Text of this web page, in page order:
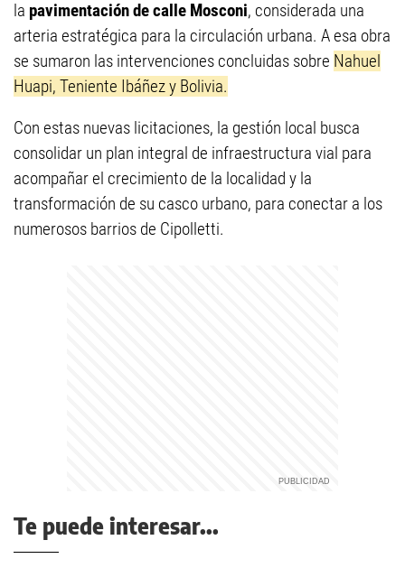
la pavimentación de calle Mosconi, considerada una
arteria estratégica para la circulación urbana. A esa obra
se sumaron las intervenciones concluidas sobre Nahuel
Huapi, Teniente Ibáñez y Bolivia.
Con estas nuevas licitaciones, la gestión local busca
consolidar un plan integral de infraestructura vial para
acompañar el crecimiento de la localidad y la
transformación de su casco urbano, para conectar a los
numerosos barrios de Cipolletti.
Te puede interesar...